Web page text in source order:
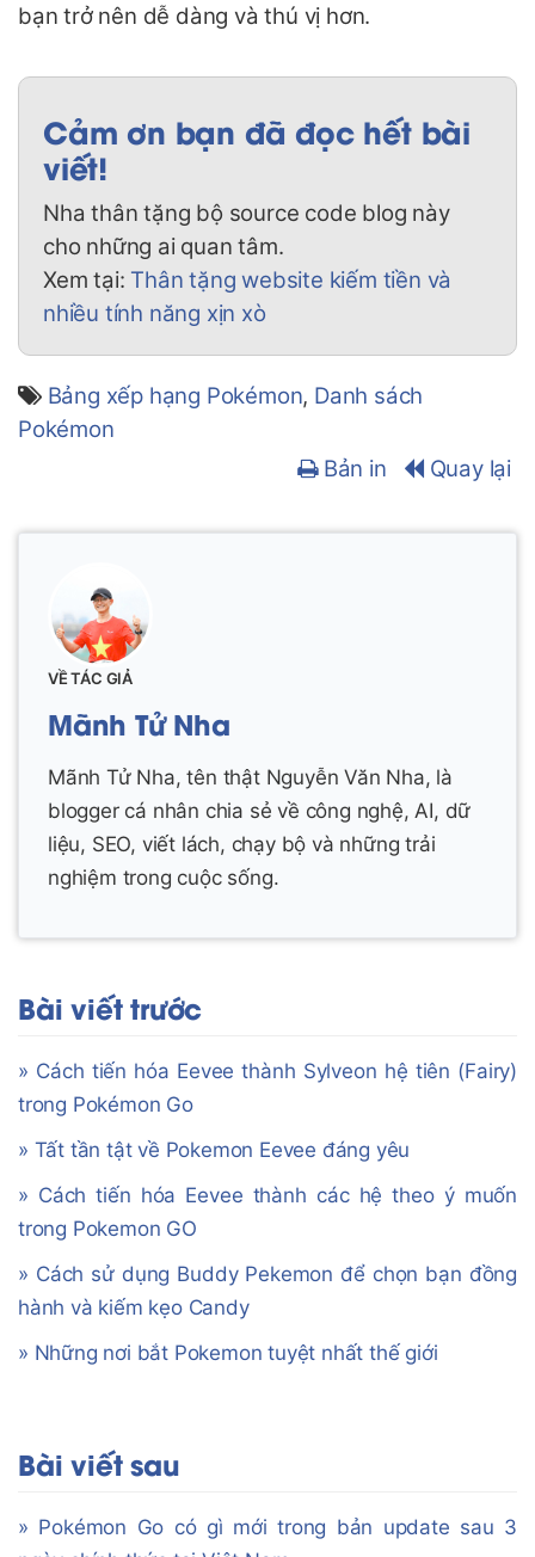
bạn trở nên dễ dàng và thú vị hơn.
Cảm ơn bạn đã đọc hết bài
viết!
Nha thân tặng bộ source code blog này
cho những ai quan tâm.
Xem tại: Thân tặng website kiếm tiền và
nhiều tính năng xịn xò
Bảng xếp hạng Pokémon, Danh sách
Pokémon
Bản in
Quay lại
VỀ TÁC GIẢ
Mãnh Tử Nha
Mãnh Tử Nha, tên thật Nguyễn Văn Nha, là
blogger cá nhân chia sẻ về công nghệ, AI, dữ
liệu, SEO, viết lách, chạy bộ và những trải
nghiệm trong cuộc sống.
Bài viết trước
» Cách tiến hóa Eevee thành Sylveon hệ tiên (Fairy)
trong Pokémon Go
» Tất tần tật về Pokemon Eevee đáng yêu
» Cách tiến hóa Eevee thành các hệ theo ý muốn
trong Pokemon GO
» Cách sử dụng Buddy Pekemon để chọn bạn đồng
hành và kiếm kẹo Candy
» Những nơi bắt Pokemon tuyệt nhất thế giới
Bài viết sau
» Pokémon Go có gì mới trong bản update sau 3